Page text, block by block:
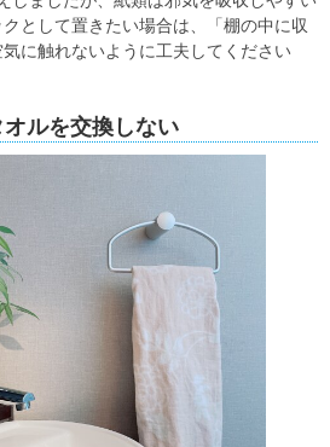
として置きたい場合は、「棚の中に収
に触れないように工夫してください
ルを交換しない